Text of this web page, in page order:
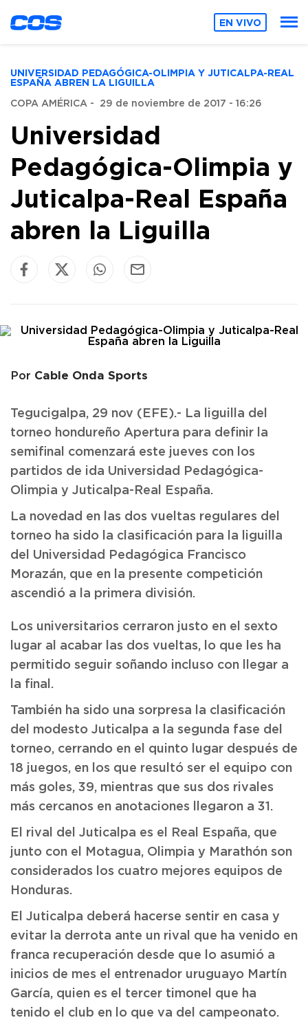
EN VIVO
UNIVERSIDAD PEDAGÓGICA-OLIMPIA Y JUTICALPA-REAL
ESPAÑA ABREN LA LIGUILLA
COPA AMÉRICA - 29 de noviembre de 2017 - 16:26
Universidad
Pedagógica-Olimpia y
Juticalpa-Real España
abren la Liguilla
Por Cable Onda Sports
Tegucigalpa, 29 nov (EFE).- La liguilla del
torneo hondureño Apertura para definir la
semifinal comenzará este jueves con los
partidos de ida Universidad Pedagógica-
Olimpia y Juticalpa-Real España.
La novedad en las dos vueltas regulares del
torneo ha sido la clasificación para la liguilla
del Universidad Pedagógica Francisco
Morazán, que en la presente competición
ascendió a la primera división.
Los universitarios cerraron justo en el sexto
lugar al acabar las dos vueltas, lo que les ha
permitido seguir soñando incluso con llegar a
la final.
También ha sido una sorpresa la clasificación
del modesto Juticalpa a la segunda fase del
torneo, cerrando en el quinto lugar después de
18 juegos, en los que resultó ser el equipo con
más goles, 39, mientras que sus dos rivales
más cercanos en anotaciones llegaron a 31.
El rival del Juticalpa es el Real España, que
junto con el Motagua, Olimpia y Marathón son
considerados los cuatro mejores equipos de
Honduras.
El Juticalpa deberá hacerse sentir en casa y
evitar la derrota ante un rival que ha venido en
franca recuperación desde que lo asumió a
inicios de mes el entrenador uruguayo Martín
García, quien es el tercer timonel que ha
tenido el club en lo que va del campeonato.